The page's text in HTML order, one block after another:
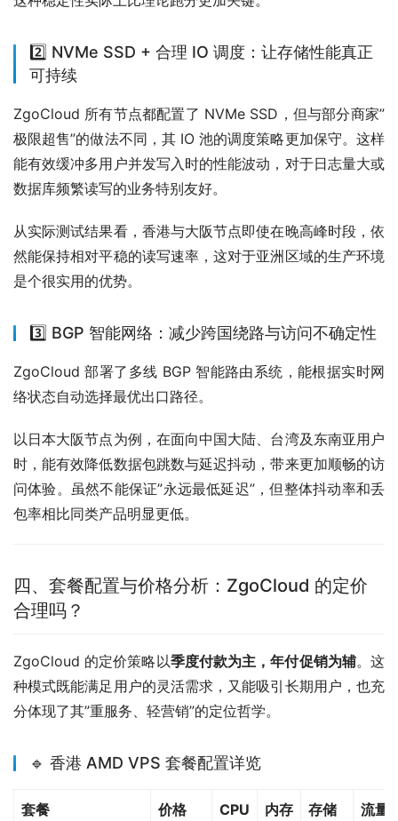
2️⃣ NVMe SSD + 合理 IO 调度：让存储性能真正
可持续
ZgoCloud 所有节点都配置了 NVMe SSD，但与部分商家”
极限超售”的做法不同，其 IO 池的调度策略更加保守。这样
能有效缓冲多用户并发写入时的性能波动，对于日志量大或
数据库频繁读写的业务特别友好。
从实际测试结果看，香港与大阪节点即使在晚高峰时段，依
然能保持相对平稳的读写速率，这对于亚洲区域的生产环境
是个很实用的优势。
3️⃣ BGP 智能网络：减少跨国绕路与访问不确定性
ZgoCloud 部署了多线 BGP 智能路由系统，能根据实时网
络状态自动选择最优出口路径。
以日本大阪节点为例，在面向中国大陆、台湾及东南亚用户
时，能有效降低数据包跳数与延迟抖动，带来更加顺畅的访
问体验。虽然不能保证”永远最低延迟”，但整体抖动率和丢
包率相比同类产品明显更低。
四、套餐配置与价格分析：ZgoCloud 的定价
合理吗？
ZgoCloud 的定价策略以季度付款为主，年付促销为辅。这
种模式既能满足用户的灵活需求，又能吸引长期用户，也充
分体现了其”重服务、轻营销”的定位哲学。
🔹 香港 AMD VPS 套餐配置详览
套餐 价格 CPU 内存 存储 流量